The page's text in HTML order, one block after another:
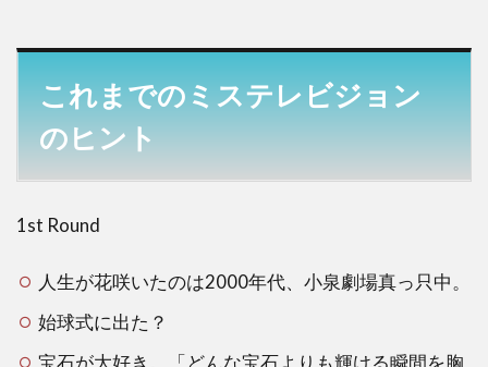
で
の
ミ
ス
ビ
ン
の
ヒ
ン
これまでのミステレビジョン
のヒント
1st Round
人生が花咲いたのは2000年代、小泉劇場真っ只中。
始球式に出た？
宝石が大好き。「どんな宝石よりも輝ける瞬間を胸